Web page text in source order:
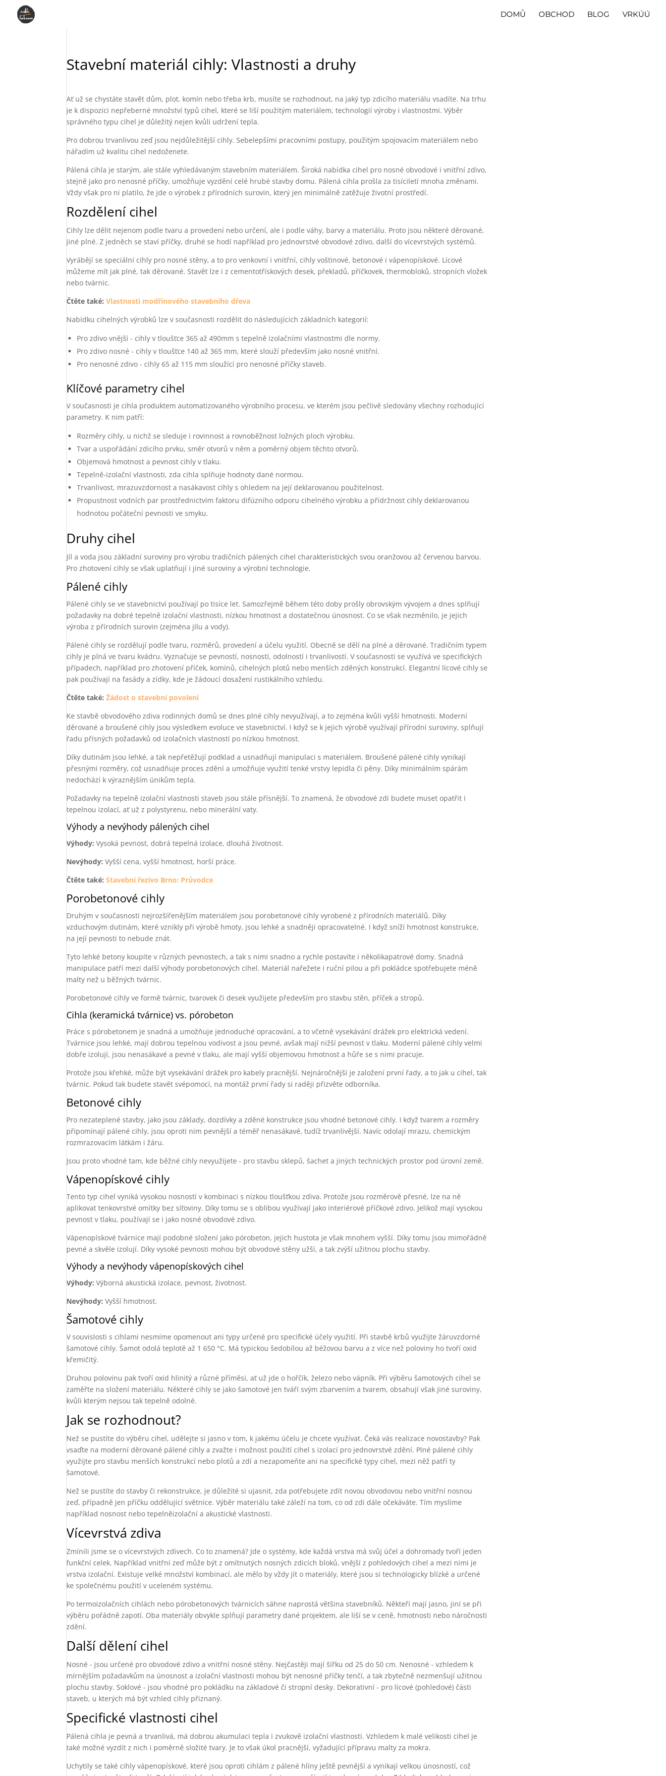
DOMŮ OBCHOD BLOG VRKÚÚ
Stavební materiál cihly: Vlastnosti a druhy
Ať už se chystáte stavět dům, plot, komín nebo třeba krb, musíte se rozhodnout, na jaký typ zdicího materiálu vsadíte. Na trhu
je k dispozici nepřeberné množství typů cihel, které se liší použitým materiálem, technologií výroby i vlastnostmi. Výběr
správného typu cihel je důležitý nejen kvůli udržení tepla.
Pro dobrou trvanlivou zeď jsou nejdůležitější cihly. Sebelepšími pracovními postupy, použitým spojovacím materiálem nebo
nářadím už kvalitu cihel nedoženete.
Pálená cihla je starým, ale stále vyhledávaným stavebním materiálem. Široká nabídka cihel pro nosné obvodové i vnitřní zdivo,
stejně jako pro nenosné příčky, umožňuje vyzdění celé hrubé stavby domu. Pálená cihla prošla za tisíciletí mnoha změnami.
Vždy však pro ni platilo, že jde o výrobek z přírodních surovin, který jen minimálně zatěžuje životní prostředí.
Rozdělení cihel
Cihly lze dělit nejenom podle tvaru a provedení nebo určení, ale i podle váhy, barvy a materiálu. Proto jsou některé děrované,
jiné plné. Z jedněch se staví příčky, druhé se hodí například pro jednovrstvé obvodové zdivo, další do vícevrstvých systémů.
Vyrábějí se speciální cihly pro nosné stěny, a to pro venkovní i vnitřní, cihly voštinové, betonové i vápenopískové. Lícové
můžeme mít jak plné, tak děrované. Stavět lze i z cementotřískových desek, překladů, příčkovek, thermobloků, stropních vložek
nebo tvárnic.
Čtěte také:Vlastnosti modřínového stavebního dřeva
Nabídku cihelných výrobků lze v současnosti rozdělit do následujících základních kategorií:
Pro zdivo vnější - cihly v tloušťce 365 až 490mm s tepelně izolačními vlastnostmi dle normy.
Pro zdivo nosné - cihly v tloušťce 140 až 365 mm, které slouží především jako nosné vnitřní.
Pro nenosné zdivo - cihly 65 až 115 mm sloužící pro nenosné příčky staveb.
Klíčové parametry cihel
V současnosti je cihla produktem automatizovaného výrobního procesu, ve kterém jsou pečlivě sledovány všechny rozhodující
parametry. K nim patří:
Rozměry cihly, u nichž se sleduje i rovinnost a rovnoběžnost ložných ploch výrobku.
Tvar a uspořádání zdicího prvku, směr otvorů v něm a poměrný objem těchto otvorů.
Objemová hmotnost a pevnost cihly v tlaku.
Tepelně-izolační vlastnosti, zda cihla splňuje hodnoty dané normou.
Trvanlivost, mrazuvzdornost a nasákavost cihly s ohledem na její deklarovanou použitelnost.
Propustnost vodních par prostřednictvím faktoru difúzního odporu cihelného výrobku a přídržnost cihly deklarovanou
hodnotou počáteční pevnosti ve smyku.
Druhy cihel
Jíl a voda jsou základní suroviny pro výrobu tradičních pálených cihel charakteristických svou oranžovou až červenou barvou.
Pro zhotovení cihly se však uplatňují i jiné suroviny a výrobní technologie.
Pálené cihly
Pálené cihly se ve stavebnictví používají po tisíce let. Samozřejmě během této doby prošly obrovským vývojem a dnes splňují
požadavky na dobré tepelně izolační vlastnosti, nízkou hmotnost a dostatečnou únosnost. Co se však nezměnilo, je jejich
výroba z přírodních surovin (zejména jílu a vody).
Pálené cihly se rozdělují podle tvaru, rozměrů, provedení a účelu využití. Obecně se dělí na plné a děrované. Tradičním typem
cihly je plná ve tvaru kvádru. Vyznačuje se pevností, nosností, odolností i trvanlivostí. V současnosti se využívá ve specifických
případech, například pro zhotovení příček, komínů, cihelných plotů nebo menších zděných konstrukcí. Elegantní lícové cihly se
pak používají na fasády a zídky, kde je žádoucí dosažení rustikálního vzhledu.
Čtěte také:Žádost o stavební povolení
Ke stavbě obvodového zdiva rodinných domů se dnes plné cihly nevyužívají, a to zejména kvůli vyšší hmotnosti. Moderní
děrované a broušené cihly jsou výsledkem evoluce ve stavebnictví. I když se k jejich výrobě využívají přírodní suroviny, splňují
řadu přísných požadavků od izolačních vlastností po nízkou hmotnost.
Díky dutinám jsou lehké, a tak nepřetěžují podklad a usnadňují manipulaci s materiálem. Broušené pálené cihly vynikají
přesnými rozměry, což usnadňuje proces zdění a umožňuje využití tenké vrstvy lepidla či pěny. Díky minimálním spárám
nedochází k výraznějším únikům tepla.
Požadavky na tepelně izolační vlastnosti staveb jsou stále přísnější. To znamená, že obvodové zdi budete muset opatřit i
tepelnou izolací, ať už z polystyrenu, nebo minerální vaty.
Výhody a nevýhody pálených cihel
Výhody: Vysoká pevnost, dobrá tepelná izolace, dlouhá životnost.
Nevýhody: Vyšší cena, vyšší hmotnost, horší práce.
Čtěte také:Stavební řezivo Brno: Průvodce
Porobetonové cihly
Druhým v současnosti nejrozšířenějším materiálem jsou porobetonové cihly vyrobené z přírodních materiálů. Díky
vzduchovým dutinám, které vznikly při výrobě hmoty, jsou lehké a snadněji opracovatelné. I když sníží hmotnost konstrukce,
na její pevnosti to nebude znát.
Tyto lehké betony koupíte v různých pevnostech, a tak s nimi snadno a rychle postavíte i několikapatrové domy. Snadná
manipulace patří mezi další výhody porobetonových cihel. Materiál nařežete i ruční pilou a při pokládce spotřebujete méně
malty než u běžných tvárnic.
Porobetonové cihly ve formě tvárnic, tvarovek či desek využijete především pro stavbu stěn, příček a stropů.
Cihla (keramická tvárnice) vs. pórobeton
Práce s pórobetonem je snadná a umožňuje jednoduché opracování, a to včetně vysekávání drážek pro elektrická vedení.
Tvárnice jsou lehké, mají dobrou tepelnou vodivost a jsou pevné, avšak mají nižší pevnost v tlaku. Moderní pálené cihly velmi
dobře izolují, jsou nenasákavé a pevné v tlaku, ale mají vyšší objemovou hmotnost a hůře se s nimi pracuje.
Protože jsou křehké, může být vysekávání drážek pro kabely pracnější. Nejnáročnější je založení první řady, a to jak u cihel, tak
tvárnic. Pokud tak budete stavět svépomocí, na montáž první řady si raději přizvěte odborníka.
Betonové cihly
Pro nezateplené stavby, jako jsou základy, dozdívky a zděné konstrukce jsou vhodné betonové cihly. I když tvarem a rozměry
připomínají pálené cihly, jsou oproti nim pevnější a téměř nenasákavé, tudíž trvanlivější. Navíc odolají mrazu, chemickým
rozmrazovacím látkám i žáru.
Jsou proto vhodné tam, kde běžné cihly nevyužijete - pro stavbu sklepů, šachet a jiných technických prostor pod úrovní země.
Vápenopískové cihly
Tento typ cihel vyniká vysokou nosností v kombinaci s nízkou tloušťkou zdiva. Protože jsou rozměrově přesné, lze na ně
aplikovat tenkovrstvé omítky bez síťoviny. Díky tomu se s oblibou využívají jako interiérové příčkové zdivo. Jelikož mají vysokou
pevnost v tlaku, používají se i jako nosné obvodové zdivo.
Vápenopískové tvárnice mají podobné složení jako pórobeton, jejich hustota je však mnohem vyšší. Díky tomu jsou mimořádně
pevné a skvěle izolují. Díky vysoké pevnosti mohou být obvodové stěny užší, a tak zvýší užitnou plochu stavby.
Výhody a nevýhody vápenopískových cihel
Výhody: Výborná akustická izolace, pevnost, životnost.
Nevýhody: Vyšší hmotnost.
Šamotové cihly
V souvislosti s cihlami nesmíme opomenout ani typy určené pro specifické účely využití. Při stavbě krbů využijte žáruvzdorné
šamotové cihly. Šamot odolá teplotě až 1 650 °C. Má typickou šedobílou až béžovou barvu a z více než poloviny ho tvoří oxid
křemičitý.
Druhou polovinu pak tvoří oxid hlinitý a různé příměsi, ať už jde o hořčík, železo nebo vápník. Při výběru šamotových cihel se
zaměřte na složení materiálu. Některé cihly se jako šamotové jen tváří svým zbarvením a tvarem, obsahují však jiné suroviny,
kvůli kterým nejsou tak tepelně odolné.
Jak se rozhodnout?
Než se pustíte do výběru cihel, udělejte si jasno v tom, k jakému účelu je chcete využívat. Čeká vás realizace novostavby? Pak
vsaďte na moderní děrované pálené cihly a zvažte i možnost použití cihel s izolací pro jednovrstvé zdění. Plné pálené cihly
využijte pro stavbu menších konstrukcí nebo plotů a zdí a nezapomeňte ani na specifické typy cihel, mezi něž patří ty
šamotové.
Než se pustíte do stavby či rekonstrukce, je důležité si ujasnit, zda potřebujete zdít novou obvodovou nebo vnitřní nosnou
zeď, případně jen příčku oddělující světnice. Výběr materiálu také záleží na tom, co od zdi dále očekáváte. Tím myslíme
například nosnost nebo tepelněizolační a akustické vlastnosti.
Vícevrstvá zdiva
Zmínili jsme se o vícevrstvých zdivech. Co to znamená? Jde o systémy, kde každá vrstva má svůj účel a dohromady tvoří jeden
funkční celek. Například vnitřní zeď může být z omítnutých nosných zdicích bloků, vnější z pohledových cihel a mezi nimi je
vrstva izolační. Existuje velké množství kombinací, ale mělo by vždy jít o materiály, které jsou si technologicky blízké a určené
ke společnému použití v uceleném systému.
Po termoizolačních cihlách nebo pórobetonových tvárnicích sáhne naprostá většina stavebníků. Někteří mají jasno, jiní se při
výběru pořádně zapotí. Oba materiály obvykle splňují parametry dané projektem, ale liší se v ceně, hmotnosti nebo náročnosti
zdění.
Další dělení cihel
Nosné - jsou určené pro obvodové zdivo a vnitřní nosné stěny. Nejčastěji mají šířku od 25 do 50 cm. Nenosné - vzhledem k
mírnějším požadavkům na únosnost a izolační vlastnosti mohou být nenosné příčky tenčí, a tak zbytečně nezmenšují užitnou
plochu stavby. Soklové - jsou vhodné pro pokládku na základové či stropní desky. Dekorativní - pro lícové (pohledové) části
staveb, u kterých má být vzhled cihly přiznaný.
Specifické vlastnosti cihel
Pálená cihla je pevná a trvanlivá, má dobrou akumulaci tepla i zvukově izolační vlastnosti. Vzhledem k malé velikosti cihel je
také možné vyzdít z nich i poměrně složité tvary. Je to však úkol pracnější, vyžadující přípravu malty za mokra.
Uchytily se také cihly vápenopískové, které jsou oproti cihlám z pálené hlíny ještě pevnější a vynikají velkou únosností, což